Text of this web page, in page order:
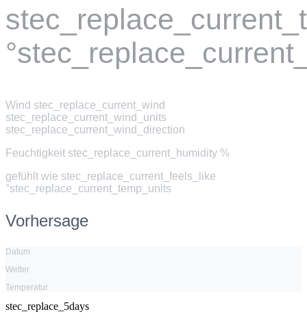
Wind stec_replace_current_wind
stec_replace_current_wind_units
stec_replace_current_wind_direction
Feuchtigkeit stec_replace_current_humidity %
gefühlt wie stec_replace_current_feels_like
°stec_replace_current_temp_units
Vorhersage
Datum
Wetter
Temperatur
stec_replace_5days